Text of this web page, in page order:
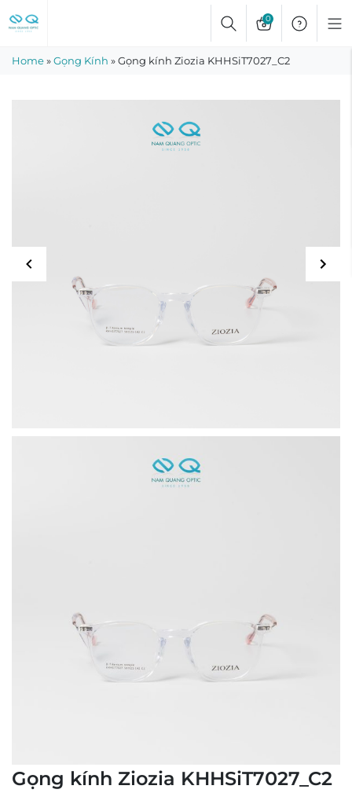
to
0
Home»Gọng Kính »Gọng kính Ziozia KHHSiT7027_C2
Gọng kính Ziozia KHHSiT7027_C2